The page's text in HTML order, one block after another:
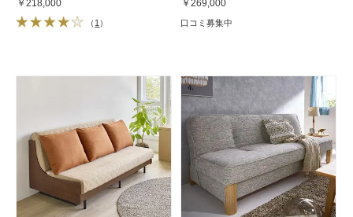
￥218,000
（ 1 ）
￥269,000
口コミ募集中